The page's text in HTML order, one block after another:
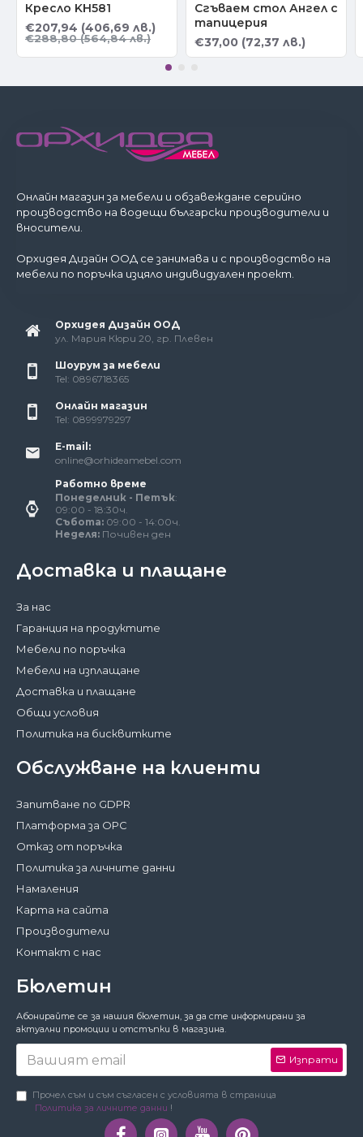
За да работи този сайт както трябва,
понякога запазваме на вашето устройство
малки файлове с данни, наричани
данни! Подробности
Кресло KH581
€207,94 (406,69 лв.)
€288,80 (564,84 лв.)
Сгъваем стол Ангел с
тапицерия
€37,00 (72,37 лв.)
Онлайн магазин за мебели и обзавеждане серийно
производство на водещи български производители и
вносители.
Орхидея Дизайн ООД се занимава и с производство на
мебели по поръчка изцяло индивидуален проект.
Орхидея Дизайн ООД
ул. Мария Кюри 20, гр. Плевен
Шоурум за мебели
Tel: 0896718365
Онлайн магазин
Tel: 0899979297
E-mail:
online@orhideamebel.com
Работно време
Понеделник - Петък:
09:00 - 18:30ч.
Събота: 09:00 - 14:00ч.
Неделя: Почивен ден
Доставка и плащане
За нас
Гаранция на продуктите
Мебели по поръчка
Мебели на изплащане
Доставка и плащане
Общи условия
Политика на бисквитките
Обслужване на клиенти
Запитване по GDPR
Платформа за ОРС
Отказ от поръчка
Политика за личните данни
Намаления
Карта на сайта
Производители
Контакт с нас
Бюлетин
Абонирайте се за нашия бюлетин, за да сте информирани за
актуални промоции и отстъпки в магазина.
Изпрати
Прочел съм и съм съгласен с условията в страница
Политика за личните данни !